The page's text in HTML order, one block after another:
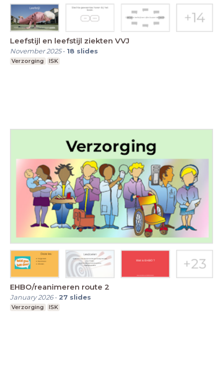
Leefstijl en leefstijl ziekten VVJ
November 2025- 18 slides
Verzorging ISK
EHBO/reanimeren route 2
January 2026- 27 slides
Verzorging ISK